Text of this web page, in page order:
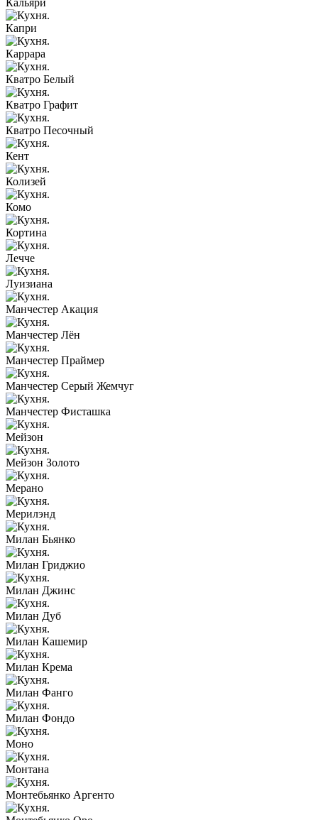
Капри
Каррара
Кватро Белый
Кватро Графит
Кватро Песочный
Кент
Колизей
Комо
Кортина
Лечче
Луизиана
Манчестер Акация
Манчестер Лён
Манчестер Праймер
Манчестер Серый Жемчуг
Манчестер Фисташка
Мейзон
Мейзон Золото
Мерано
Мерилэнд
Милан Бьянко
Милан Гриджио
Милан Джинс
Милан Дуб
Милан Кашемир
Милан Крема
Милан Фанго
Милан Фондо
Моно
Монтана
Монтебьянко Аргенто